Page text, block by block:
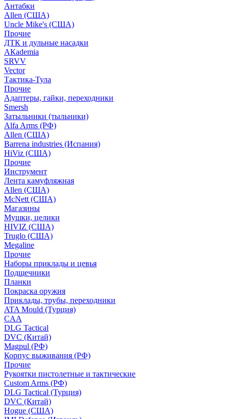
Антабки
Allen (США)
Uncle Mike's (США)
Прочие
ДТК и дульные насадки
АКademia
SRVV
Vector
Тактика-Тула
Прочие
Адаптеры, гайки, переходники
Smersh
Затыльники (тыльники)
Alfa Arms (РФ)
Allen (США)
Barrena industries (Испания)
HiViz (США)
Прочие
Инструмент
Лента камуфляжная
Allen (США)
McNett (США)
Магазины
Мушки, целики
HIVIZ (США)
Truglo (США)
Megaline
Прочие
Наборы приклады и цевья
Подщечники
Планки
Покраска оружия
Приклады, трубы, переходники
ATA Mould (Турция)
CAA
DLG Tactical
DVC (Китай)
Magpul (РФ)
Корпус выживания (РФ)
Прочие
Рукоятки пистолетные и тактические
Custom Arms (РФ)
DLG Tactical (Турция)
DVC (Китай)
Hogue (США)